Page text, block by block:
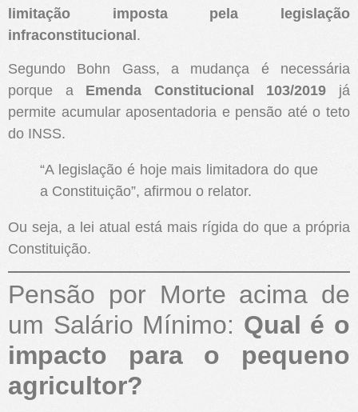
limitação imposta pela legislação
infraconstitucional .
Segundo Bohn Gass, a mudança é necessária
porque a Emenda Constitucional 103/2019 já
permite acumular aposentadoria e pensão até o teto
do INSS.
“A legislação é hoje mais limitadora do que
a Constituição”, afirmou o relator.
Ou seja, a lei atual está mais rígida do que a própria
Constituição.
Pensão por Morte acima de
um Salário Mínimo: Qual é o
impacto para o pequeno
agricultor?